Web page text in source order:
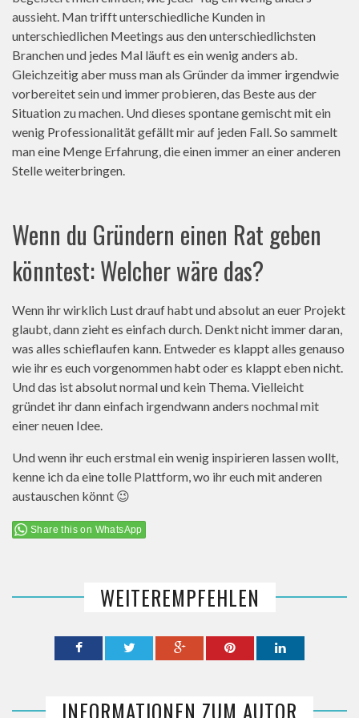
aussieht. Man trifft unterschiedliche Kunden in
unterschiedlichen Meetings aus den unterschiedlichsten
Branchen und jedes Mal läuft es ein wenig anders ab.
Gleichzeitig aber muss man als Gründer da immer irgendwie
vorbereitet sein und immer probieren, das Beste aus der
Situation zu machen. Und dieses spontane gemischt mit ein
wenig Professionalität gefällt mir auf jeden Fall. So sammelt
man eine Menge Erfahrung, die einen immer an einer anderen
Stelle weiterbringen.
Wenn du Gründern einen Rat geben
könntest: Welcher wäre das?
Wenn ihr wirklich Lust drauf habt und absolut an euer Projekt
glaubt, dann zieht es einfach durch. Denkt nicht immer daran,
was alles schieflaufen kann. Entweder es klappt alles genauso
wie ihr es euch vorgenommen habt oder es klappt eben nicht.
Und das ist absolut normal und kein Thema. Vielleicht
gründet ihr dann einfach irgendwann anders nochmal mit
einer neuen Idee.
Und wenn ihr euch erstmal ein wenig inspirieren lassen wollt,
kenne ich da eine tolle Plattform, wo ihr euch mit anderen
austauschen könnt 😉
Share this on WhatsApp
WEITEREMPFEHLEN
INFORMATIONEN ZUM AUTOR